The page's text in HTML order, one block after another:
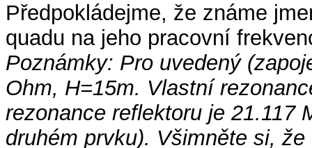
Předpokládejme, že známe
quadu na jeho pracovní
Poznámky: Pro uvedený
Ohm, H=15m. Vlastní
rezonance reflektoru je 21.117
druhém prvku). Všimněte si,